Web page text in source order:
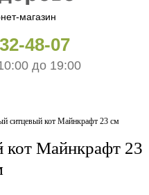
магазин
48-07
до 19:00
ситцевый кот Майнкрафт 23 см
Майнкрафт 23